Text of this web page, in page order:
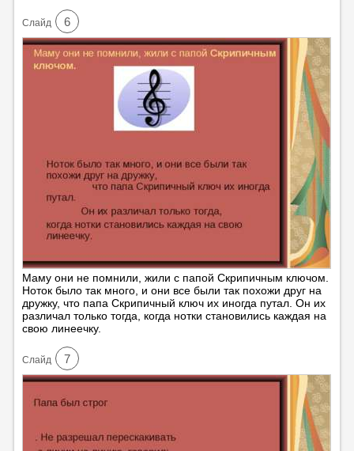
Cлайд 6
Маму они не помнили, жили с папой Скрипичным ключом.
Ноток было так много, и они все были так похожи друг на
дружку, что папа Скрипичный ключ их иногда путал. Он их
различал только тогда, когда нотки становились каждая на
свою линеечку.
Cлайд 7